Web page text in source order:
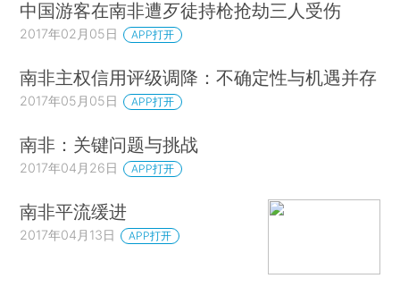
中国游客在南非遭歹徒持枪抢劫三人受伤
2017年02月05日 APP打开
南非主权信用评级调降：不确定性与机遇并存
2017年05月05日 APP打开
南非：关键问题与挑战
2017年04月26日 APP打开
南非平流缓进
2017年04月13日 APP打开